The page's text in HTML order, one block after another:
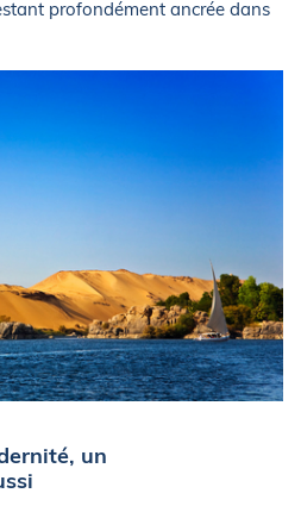
profondément ancrée dans
un